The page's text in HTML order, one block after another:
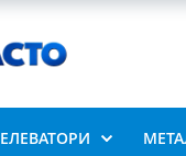
ЕЛЕВАТОРИ